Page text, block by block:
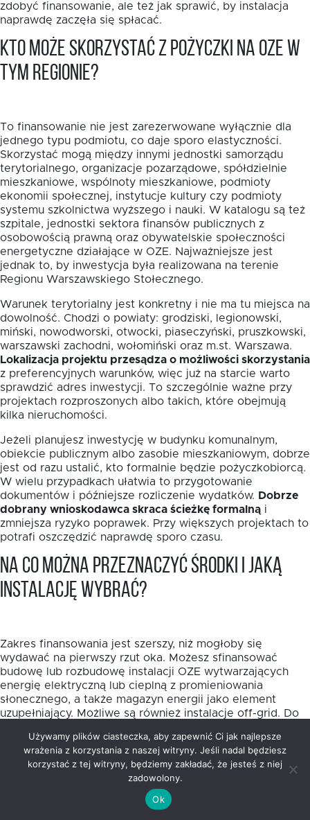
zdobyć finansowanie, ale też jak sprawić, by instalacja
naprawdę zaczęła się spłacać.
Kto może skorzystać z pożyczki na OZE w
tym regionie?
To finansowanie nie jest zarezerwowane wyłącznie dla
jednego typu podmiotu, co daje sporo elastyczności.
Skorzystać mogą między innymi jednostki samorządu
terytorialnego, organizacje pozarządowe, spółdzielnie
mieszkaniowe, wspólnoty mieszkaniowe, podmioty
ekonomii społecznej, instytucje kultury czy podmioty
systemu szkolnictwa wyższego i nauki. W katalogu są też
szpitale, jednostki sektora finansów publicznych z
osobowością prawną oraz obywatelskie społeczności
energetyczne działające w OZE. Najważniejsze jest
jednak to, by inwestycja była realizowana na terenie
Regionu Warszawskiego Stołecznego.
Warunek terytorialny jest konkretny i nie ma tu miejsca na
dowolność. Chodzi o powiaty: grodziski, legionowski,
miński, nowodworski, otwocki, piaseczyński, pruszkowski,
warszawski zachodni, wołomiński oraz m.st. Warszawa.
Lokalizacja projektu przesądza o możliwości skorzystania
z preferencyjnych warunków, więc już na starcie warto
sprawdzić adres inwestycji. To szczególnie ważne przy
projektach rozproszonych albo takich, które obejmują
kilka nieruchomości.
Jeżeli planujesz inwestycję w budynku komunalnym,
obiekcie publicznym albo zasobie mieszkaniowym, dobrze
jest od razu ustalić, kto formalnie będzie pożyczkobiorcą.
W wielu przypadkach ułatwia to przygotowanie
dokumentów i późniejsze rozliczenie wydatków. Dobrze
dobrany wnioskodawca skraca ścieżkę formalną i
zmniejsza ryzyko poprawek. Przy większych projektach to
potrafi oszczędzić naprawdę sporo czasu.
Na co można przeznaczyć środki i jaką
instalację wybrać?
Zakres finansowania jest szerszy, niż mogłoby się
wydawać na pierwszy rzut oka. Możesz sfinansować
budowę lub rozbudowę instalacji OZE wytwarzających
energię elektryczną lub cieplną z promieniowania
słonecznego, a także magazyn energii jako element
uzupełniający. Możliwe są również instalacje off-grid. Do
przyłączenie źródeł OZE do sieci energetycznych lub
ciepłowniczych.
Wybór samej technologii warto oprzeć nie na modzie,
lecz na realnym profilu zużycia energii. W projektach
publicznych i mieszkaniowych fotowoltaika często
Używamy plików ciasteczka, aby zapewnić Ci jak najlepsze
wrażenia z korzystania z naszej witryny. Jeśli nadal będziesz
korzystać z tej witryny, będziemy zakładać, że jesteś z niej
zadowolony.
Ok